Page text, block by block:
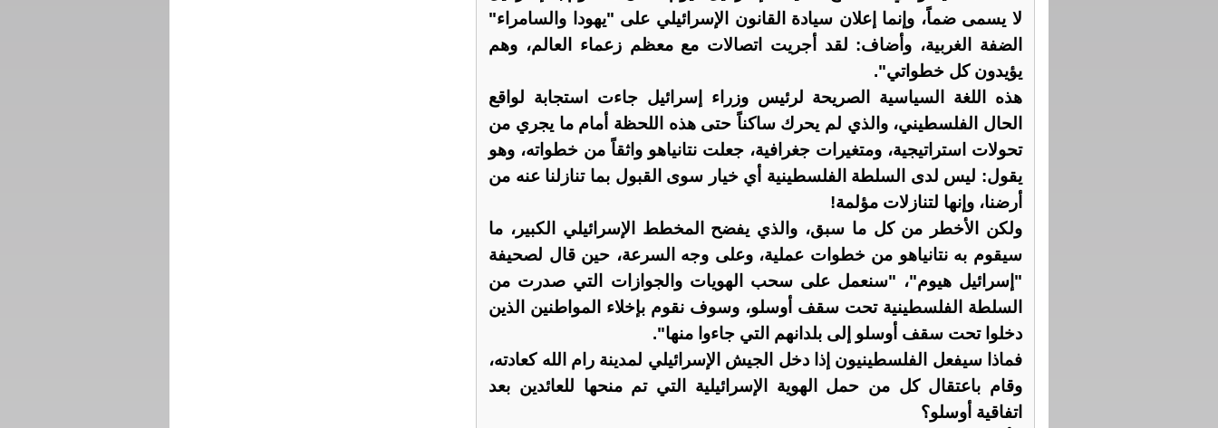
لا يسمى ضماً، وإنما إعلان سيادة القانون الإسرائيلي على "يهودا والسامراء"
الضفة الغربية، وأضاف: لقد أجريت اتصالات مع معظم زعماء العالم، وهم
يؤيدون كل خطواتي".
هذه اللغة السياسية الصريحة لرئيس وزراء إسرائيل جاءت استجابة لواقع
الحال الفلسطيني، والذي لم يحرك ساكناً حتى هذه اللحظة أمام ما يجري من
تحولات استراتيجية، ومتغيرات جغرافية، جعلت نتانياهو واثقاً من خطواته، وهو
يقول: ليس لدى السلطة الفلسطينية أي خيار سوى القبول بما تنازلنا عنه من
أرضنا، وإنها لتنازلات مؤلمة!
ولكن الأخطر من كل ما سبق، والذي يفضح المخطط الإسرائيلي الكبير، ما
سيقوم به نتانياهو من خطوات عملية، وعلى وجه السرعة، حين قال لصحيفة
"إسرائيل هيوم"، "سنعمل على سحب الهويات والجوازات التي صدرت من
السلطة الفلسطينية تحت سقف أوسلو، وسوف نقوم بإخلاء المواطنين الذين
دخلوا تحت سقف أوسلو إلى بلدانهم التي جاءوا منها".
فماذا سيفعل الفلسطينيون إذا دخل الجيش الإسرائيلي لمدينة رام الله كعادته،
وقام باعتقال كل من حمل الهوية الإسرائيلية التي تم منحها للعائدين بعد
اتفاقية أوسلو؟